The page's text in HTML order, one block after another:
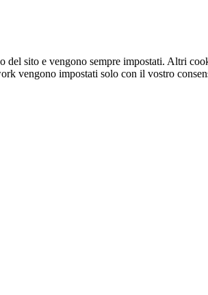
sito e vengono sempre impostati. Altri
vengono impostati solo con il vostro